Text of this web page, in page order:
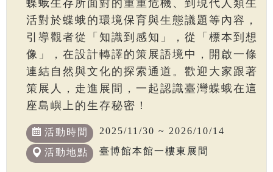
蝶蛾生存所面對的重重危機、到現代人類生
活對於蝶蛾的環境保育與生態議題等內容，
引導觀者從「知識到感知」，從「標本到想
像」，在設計轉譯的策展語境中，開啟一條
連結自然與文化的探索通道。歡迎大家跟著
策展人，走進展間，一起認識臺灣蝶蛾在這
座島嶼上的生存秘密！
活動時間 2025/11/30 ~ 2026/10/14
活動地點 臺博館本館一樓東展間